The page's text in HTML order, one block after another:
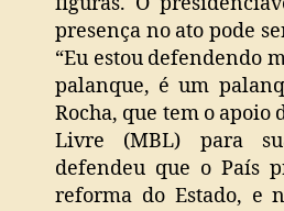
presença no ato pode
“Eu estou defendendo
palanque, é um
Rocha, que tem o
Livre (MBL) para
defendeu que o País
reforma do Estado, e